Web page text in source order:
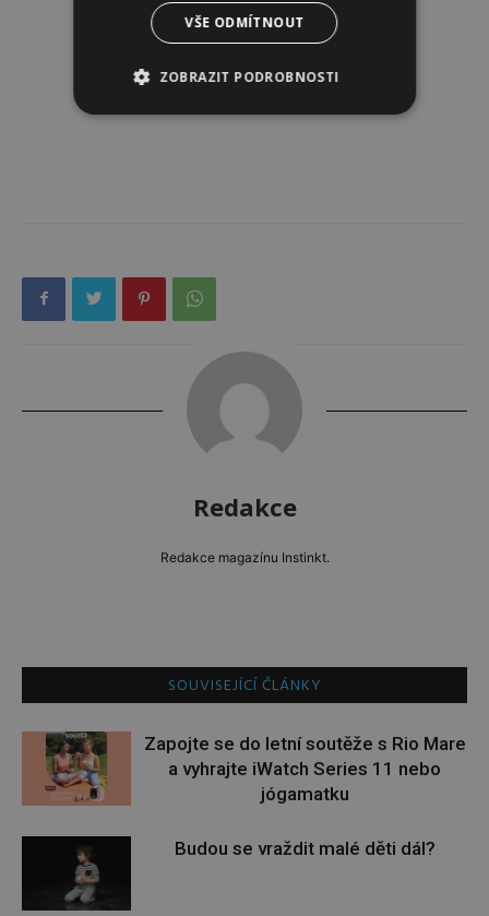
Redakce
Redakce magazínu Instinkt.
SOUVISEJÍCÍ ČLÁNKY
Zapojte se do letní soutěže s Rio Mare
a vyhrajte iWatch Series 11 nebo
jógamatku
Budou se vraždit malé děti dál?
VŠE ODMÍTNOUT
ZOBRAZIT PODROBNOSTI